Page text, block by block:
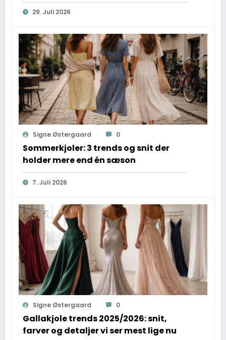
29. Juli 2026
Signe Østergaard 0
Sommerkjoler: 3 trends og snit der
holder mere end én sæson
7. Juli 2026
Signe Østergaard 0
Gallakjole trends 2025/2026: snit,
farver og detaljer vi ser mest lige nu